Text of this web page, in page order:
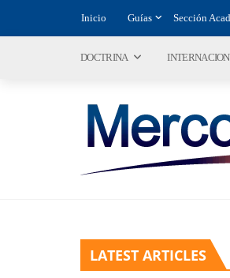
Inicio Guías Sección
DOCTRINA
LATEST ARTICLES